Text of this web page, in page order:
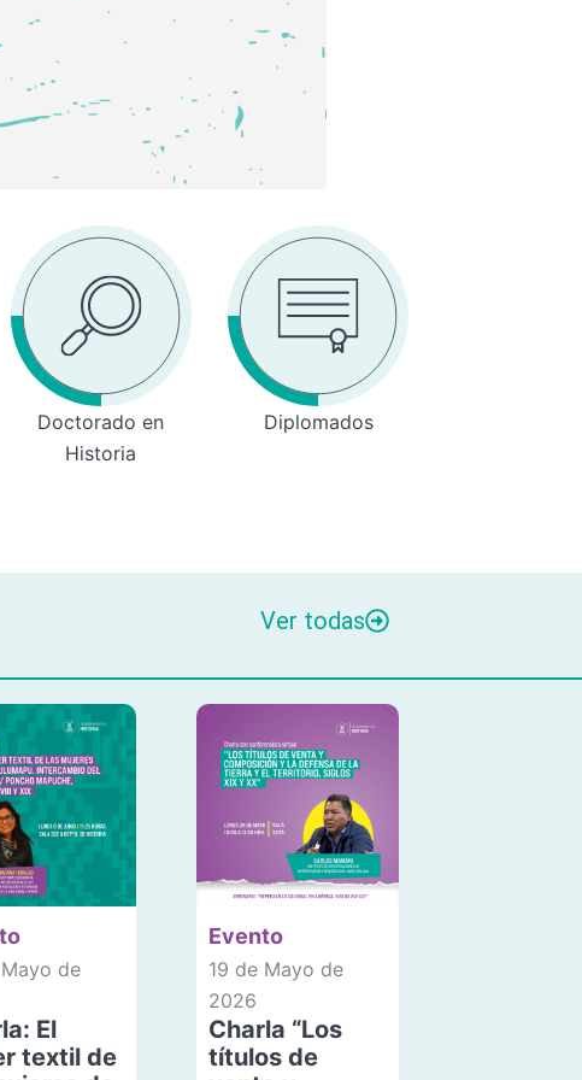
Doctorado en
Historia
Diplomados
Ver todas
de
El
textil de
Evento
19 de Mayo de
2026
Charla “Los
títulos de